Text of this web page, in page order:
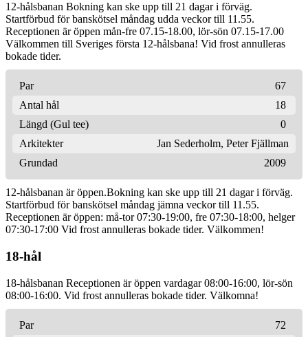
12-hålsbanan Bokning kan ske upp till 21 dagar i förväg.
Startförbud för banskötsel måndag udda veckor till 11.55.
Receptionen är öppen mån-fre 07.15-18.00, lör-sön 07.15-17.00
Välkommen till Sveriges första 12-hålsbana! Vid frost annulleras
bokade tider.
Par
67
Antal hål
18
Längd (Gul tee)
0
Arkitekter
Jan Sederholm, Peter Fjällman
Grundad
2009
12-hålsbanan är öppen.Bokning kan ske upp till 21 dagar i förväg.
Startförbud för banskötsel måndag jämna veckor till 11.55.
Receptionen är öppen: må-tor 07:30-19:00, fre 07:30-18:00, helger
07:30-17:00 Vid frost annulleras bokade tider. Välkommen!
18-hål
18-hålsbanan Receptionen är öppen vardagar 08:00-16:00, lör-sön
08:00-16:00. Vid frost annulleras bokade tider. Välkomna!
Par
72